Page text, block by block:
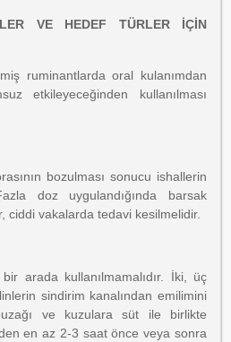
VE HEDEF TÜRLER İÇİN
ruminantlarda oral kulanımdan
etkileyeceğinden kullanılması
bozulması sonucu ishallerin
doz uygulandığında barsak
ciddi vakalarda tedavi kesilmelidir.
arada kullanılmamalıdır. İki, üç
sindirim kanalından emilimini
ve kuzulara süt ile birlikte
en az 2-3 saat önce veya sonra